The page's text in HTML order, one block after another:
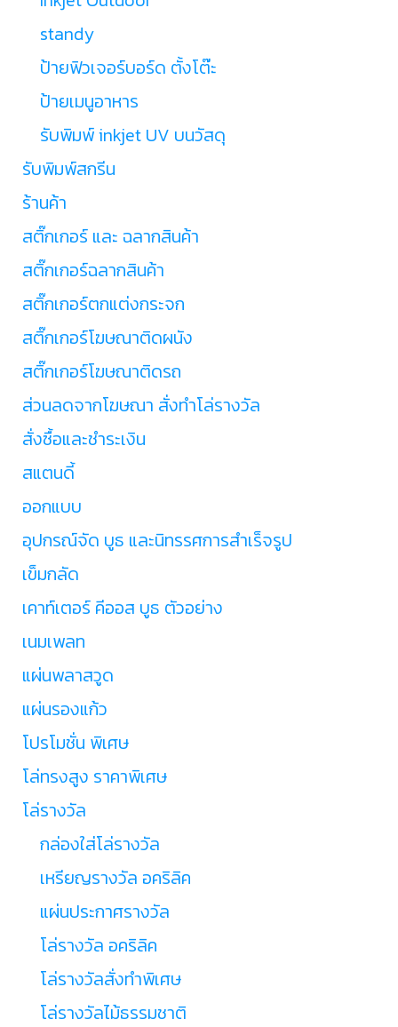
standy
ป้ายฟิวเจอร์บอร์ด ตั้งโต๊ะ
ป้ายเมนูอาหาร
รับพิมพ์ inkjet UV บนวัสดุ
รับพิมพ์สกรีน
ร้านค้า
สติ๊กเกอร์ และ ฉลากสินค้า
สติ๊กเกอร์ฉลากสินค้า
สติ๊กเกอร์ตกแต่งกระจก
สติ๊กเกอร์โฆษณาติดผนัง
สติ๊กเกอร์โฆษณาติดรถ
ส่วนลดจากโฆษณา สั่งทำโล่รางวัล
สั่งซื้อและชำระเงิน
สแตนดี้
ออกแบบ
อุปกรณ์จัด บูธ และนิทรรศการสำเร็จรูป
เข็มกลัด
เคาท์เตอร์ คีออส บูธ ตัวอย่าง
เนมเพลท
แผ่นพลาสวูด
แผ่นรองแก้ว
โปรโมชั่น พิเศษ
โล่ทรงสูง ราคาพิเศษ
โล่รางวัล
กล่องใส่โล่รางวัล
เหรียญรางวัล อคริลิค
แผ่นประกาศรางวัล
โล่รางวัล อคริลิค
โล่รางวัลสั่งทำพิเศษ
โล่รางวัลไม้ธรรมชาติ